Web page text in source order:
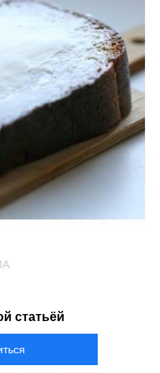
статьёй